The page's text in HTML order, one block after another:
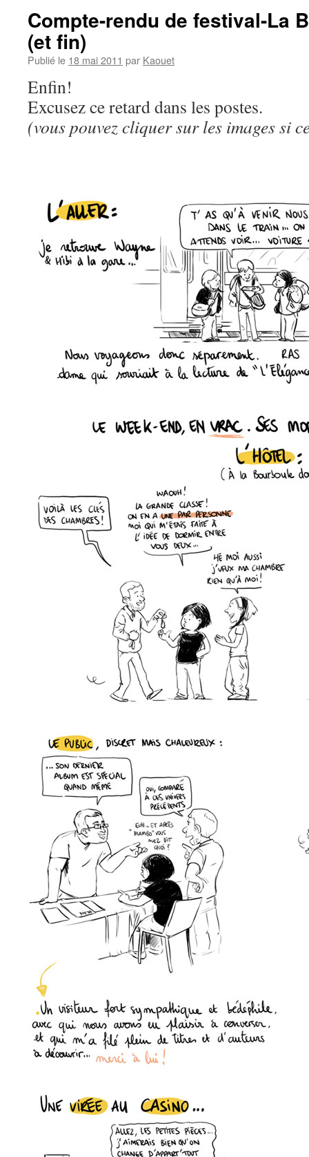
Compte-rendu de festival-La
(et fin)
Publié le 18 mai 2011 par Kaouet
Enfin!
Excusez ce retard dans les postes.
(vous pouvez cliquer sur les images si